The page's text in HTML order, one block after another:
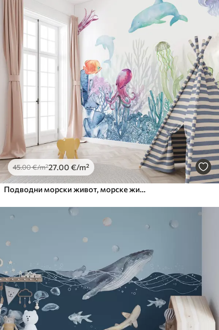
45.00€/m²27.00 €/m²
Подводни морски живот, морске животиње, акварел, корали, делфин, хоботница